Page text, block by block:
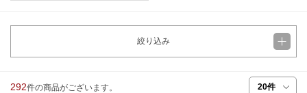
絞り込み
292件の商品がございます。